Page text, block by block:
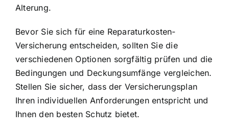
Alterung.
Bevor Sie sich für eine Reparaturkosten-
Versicherung entscheiden, sollten Sie die
verschiedenen Optionen sorgfältig prüfen und die
Bedingungen und Deckungsumfänge vergleichen.
Stellen Sie sicher, dass der Versicherungsplan
Ihren individuellen Anforderungen entspricht und
Ihnen den besten Schutz bietet.